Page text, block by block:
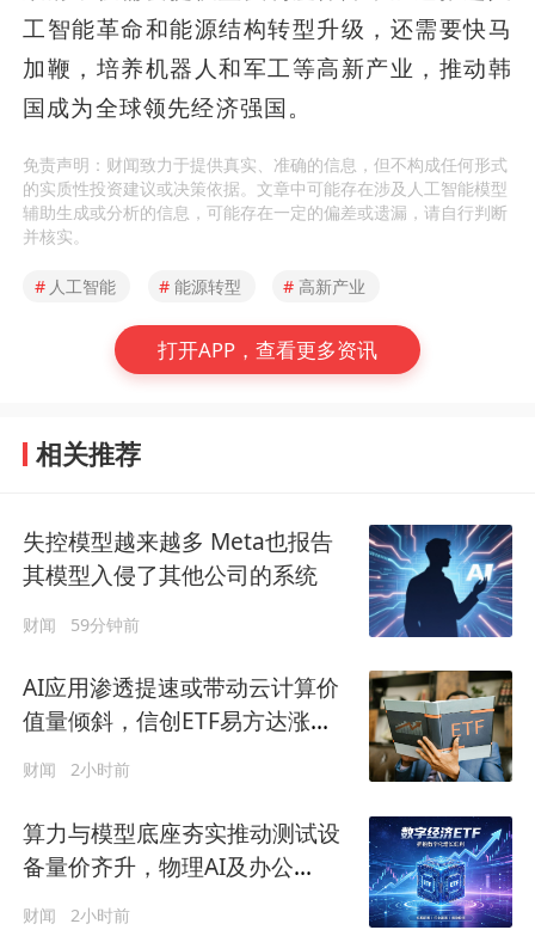
工智能革命和能源结构转型升级，还需要快马
加鞭，培养机器人和军工等高新产业，推动韩
国成为全球领先经济强国。
免责声明：财闻致力于提供真实、准确的信息，但不构成任何形式
的实质性投资建议或决策依据。文章中可能存在涉及人工智能模型
辅助生成或分析的信息，可能存在一定的偏差或遗漏，请自行判断
并核实。
# 人工智能 # 能源转型 # 高新产业
打开APP，查看更多资讯
相关推荐
失控模型越来越多 Meta也报告
其模型入侵了其他公司的系统
财闻 59分钟前
AI应用渗透提速或带动云计算价
值量倾斜，信创ETF易方达涨
财闻 2小时前
算力与模型底座夯实推动测试设
备量价齐升，物理AI及办公
Agent或成增量方向
财闻 2小时前